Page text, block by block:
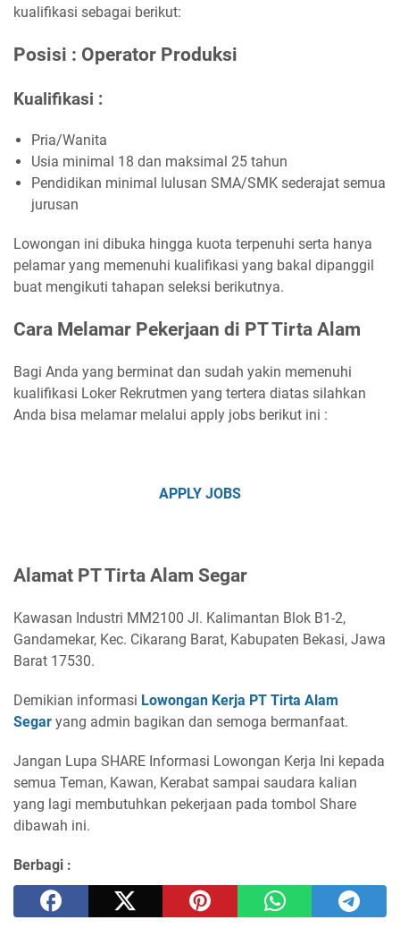
kualifikasi sebagai berikut:
Posisi : Operator Produksi
Kualifikasi :
Pria/Wanita
Usia minimal 18 dan maksimal 25 tahun
Pendidikan minimal lulusan SMA/SMK sederajat semua
jurusan
Lowongan ini dibuka hingga kuota terpenuhi serta hanya
pelamar yang memenuhi kualifikasi yang bakal dipanggil
buat mengikuti tahapan seleksi berikutnya.
Cara Melamar Pekerjaan di PT Tirta Alam
Bagi Anda yang berminat dan sudah yakin memenuhi
kualifikasi Loker Rekrutmen yang tertera diatas silahkan
Anda bisa melamar melalui apply jobs berikut ini :
APPLY JOBS
Alamat PT Tirta Alam Segar
Kawasan Industri MM2100 Jl. Kalimantan Blok B1-2,
Gandamekar, Kec. Cikarang Barat, Kabupaten Bekasi, Jawa
Barat 17530.
Demikian informasi Lowongan Kerja PT Tirta Alam
Segar yang admin bagikan dan semoga bermanfaat.
Jangan Lupa SHARE Informasi Lowongan Kerja Ini kepada
semua Teman, Kawan, Kerabat sampai saudara kalian
yang lagi membutuhkan pekerjaan pada tombol Share
dibawah ini.
Berbagi :